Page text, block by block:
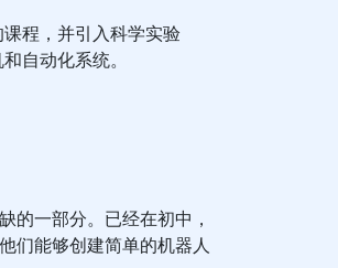
程，并引入科学实验
自动化系统。
的一部分。已经在初中，
们能够创建简单的机器人